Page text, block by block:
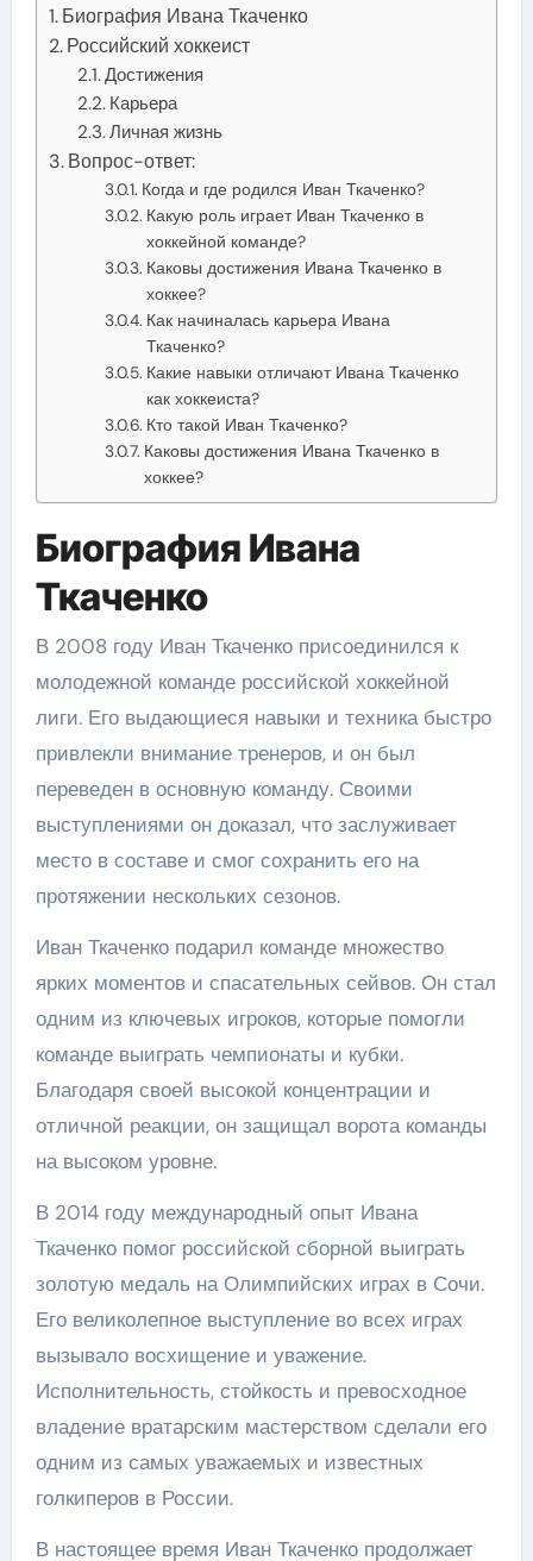
Биография Ивана Ткаченко
Российский хоккеист
Достижения
Карьера
Личная жизнь
Вопрос-ответ:
Когда и где родился Иван Ткаченко?
Какую роль играет Иван Ткаченко в
хоккейной команде?
Каковы достижения Ивана Ткаченко в
хоккее?
Как начиналась карьера Ивана
Ткаченко?
Какие навыки отличают Ивана Ткаченко
как хоккеиста?
Кто такой Иван Ткаченко?
Каковы достижения Ивана Ткаченко в
хоккее?
Биография Ивана
Ткаченко
В 2008 году Иван Ткаченко присоединился к
молодежной команде российской хоккейной
лиги. Его выдающиеся навыки и техника быстро
привлекли внимание тренеров, и он был
переведен в основную команду. Своими
выступлениями он доказал, что заслуживает
место в составе и смог сохранить его на
протяжении нескольких сезонов.
Иван Ткаченко подарил команде множество
ярких моментов и спасательных сейвов. Он стал
одним из ключевых игроков, которые помогли
команде выиграть чемпионаты и кубки.
Благодаря своей высокой концентрации и
отличной реакции, он защищал ворота команды
на высоком уровне.
В 2014 году международный опыт Ивана
Ткаченко помог российской сборной выиграть
золотую медаль на Олимпийских играх в Сочи.
Его великолепное выступление во всех играх
вызывало восхищение и уважение.
Исполнительность, стойкость и превосходное
владение вратарским мастерством сделали его
одним из самых уважаемых и известных
голкиперов в России.
В настоящее время Иван Ткаченко продолжает